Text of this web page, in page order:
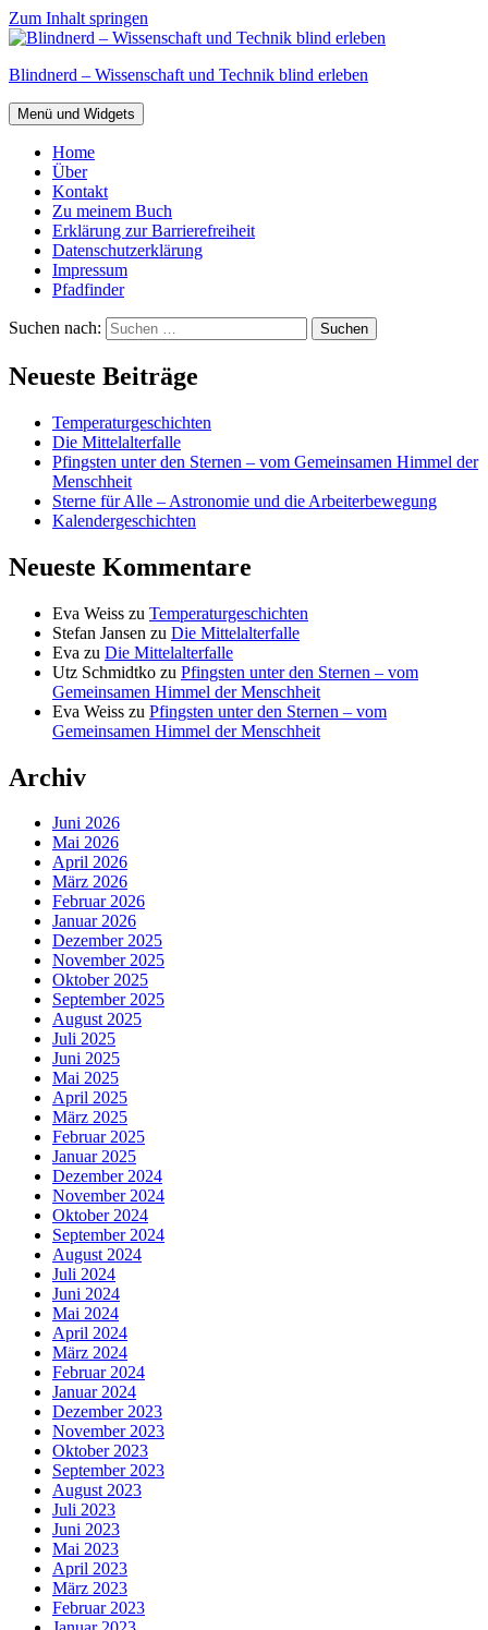
Zum Inhalt springen
Blindnerd – Wissenschaft und Technik blind erleben
Menü und Widgets
Home
Über
Kontakt
Zu meinem Buch
Erklärung zur Barrierefreiheit
Datenschutzerklärung
Impressum
Pfadfinder
Suchen nach:
Neueste Beiträge
Temperaturgeschichten
Die Mittelalterfalle
Pfingsten unter den Sternen – vom Gemeinsamen Himmel der
Menschheit
Sterne für Alle – Astronomie und die Arbeiterbewegung
Kalendergeschichten
Neueste Kommentare
Eva Weiss zu Temperaturgeschichten
Stefan Jansen zu Die Mittelalterfalle
Eva zu Die Mittelalterfalle
Utz Schmidtko zu Pfingsten unter den Sternen – vom
Gemeinsamen Himmel der Menschheit
Eva Weiss zu Pfingsten unter den Sternen – vom
Gemeinsamen Himmel der Menschheit
Archiv
Juni 2026
Mai 2026
April 2026
März 2026
Februar 2026
Januar 2026
Dezember 2025
November 2025
Oktober 2025
September 2025
August 2025
Juli 2025
Juni 2025
Mai 2025
April 2025
März 2025
Februar 2025
Januar 2025
Dezember 2024
November 2024
Oktober 2024
September 2024
August 2024
Juli 2024
Juni 2024
Mai 2024
April 2024
März 2024
Februar 2024
Januar 2024
Dezember 2023
November 2023
Oktober 2023
September 2023
August 2023
Juli 2023
Juni 2023
Mai 2023
April 2023
März 2023
Februar 2023